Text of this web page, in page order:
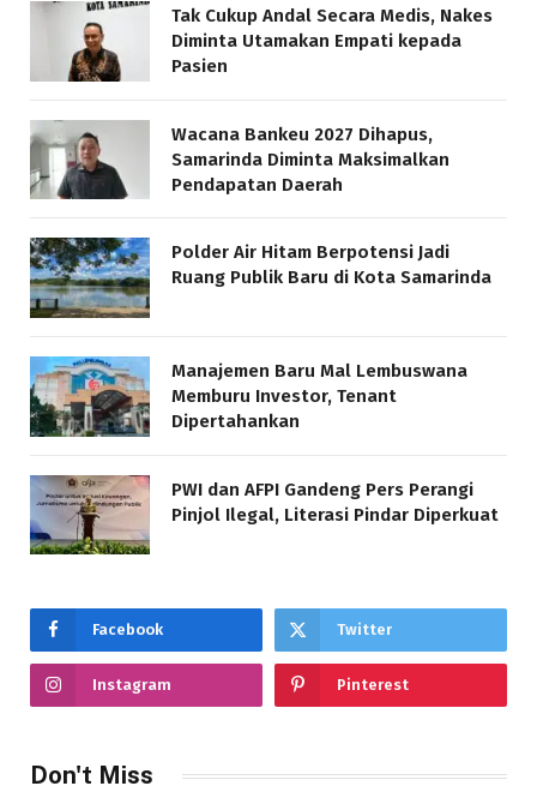
Tak Cukup Andal Secara Medis, Nakes
Diminta Utamakan Empati kepada
Pasien
Wacana Bankeu 2027 Dihapus,
Samarinda Diminta Maksimalkan
Pendapatan Daerah
Polder Air Hitam Berpotensi Jadi
Ruang Publik Baru di Kota Samarinda
Manajemen Baru Mal Lembuswana
Memburu Investor, Tenant
Dipertahankan
PWI dan AFPI Gandeng Pers Perangi
Pinjol Ilegal, Literasi Pindar Diperkuat
Facebook Twitter
Instagram Pinterest
Don't Miss